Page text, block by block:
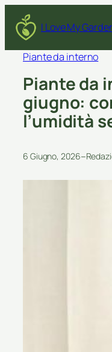
I Love My
Piante da interno
Piante da
giugno:
l’umidità
6 Giugno, 2026–